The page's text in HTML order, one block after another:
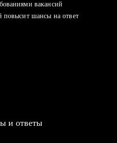
вакансий
повысит шансы на ответ
и ответы